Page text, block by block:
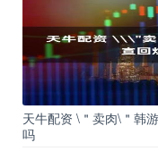
天牛配资 \＂卖肉\＂韩
吗